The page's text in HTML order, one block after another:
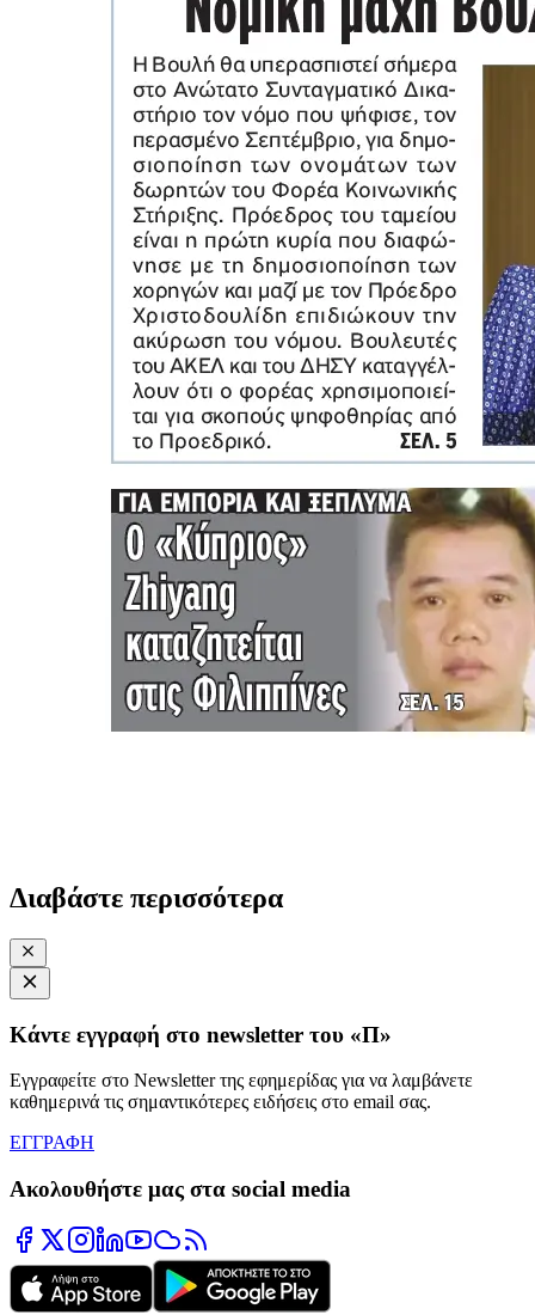
Διαβάστε περισσότερα
Κάντε εγγραφή στο newsletter του «Π»
Εγγραφείτε στο Newsletter της εφημερίδας για να λαμβάνετε
καθημερινά τις σημαντικότερες ειδήσεις στο email σας.
ΕΓΓΡΑΦΗ
Ακολουθήστε μας στα social media